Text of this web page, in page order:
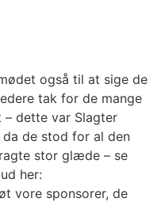
også til at sige de
tak for de mange
dette var Slagter
de stod for al den
stor glæde – se
her:
vore sponsorer, de